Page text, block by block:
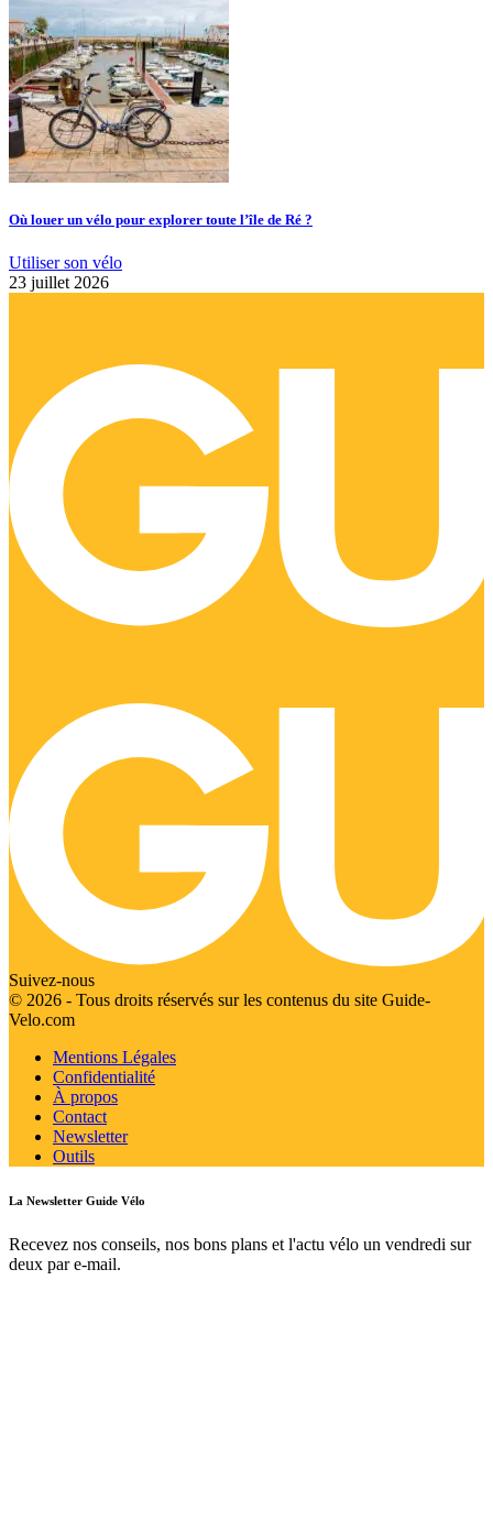
Où louer un vélo pour explorer toute l’île de Ré ?
Utiliser son vélo
23 juillet 2026
Suivez-nous
© 2026 - Tous droits réservés sur les contenus du site Guide-
Velo.com
Mentions Légales
Confidentialité
À propos
Contact
Newsletter
Outils
La Newsletter Guide Vélo
Recevez nos conseils, nos bons plans et l'actu vélo un vendredi sur
deux par e-mail.